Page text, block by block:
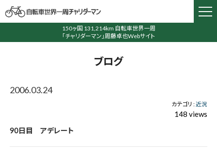
150ヶ国 131,214km 自転車世界一周
「チャリダーマン」周藤卓也Webサイト
ブログ
2006.03.24
カテゴリ :近況
148 views
90日目 アデレート